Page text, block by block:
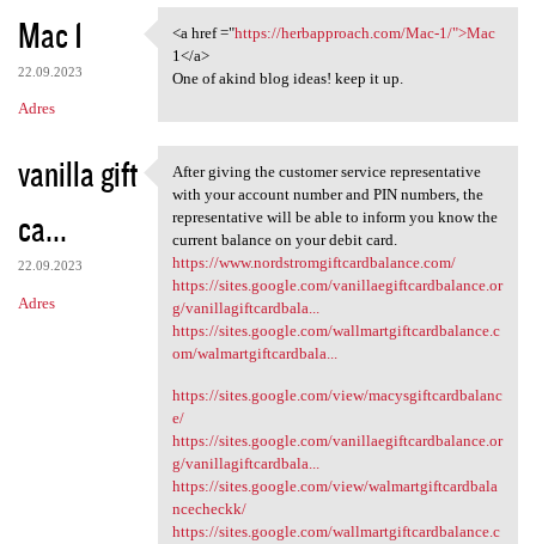
K
o
m
e
t
a
r
z
Mac 1
22.09.2023
Adres
<a href ="https:/
<a href ="https://herbapproach.com/Mac-1/">Mac
1</a>
One of akind blog ideas! keep it up.
vanilla gift
ca...
22.09.2023
Adres
After giving the customer
After giving the customer service representative
with your account number and PIN numbers, the
representative will be able to inform you know the
current balance on your debit card.
https://www.nordstromgiftcardbalance.com/
https://sites.google.com/vanillaegiftcardbalance.or
g/vanillagiftcardbala...
https://sites.google.com/wallmartgiftcardbalance.c
om/walmartgiftcardbala...
https://sites.google.com/view/macysgiftcardbalanc
e/
https://sites.google.com/vanillaegiftcardbalance.or
g/vanillagiftcardbala...
https://sites.google.com/view/walmartgiftcardbala
ncecheckk/
https://sites.google.com/wallmartgiftcardbalance.c